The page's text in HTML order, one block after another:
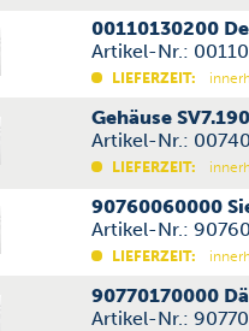
00110130200
Artikel-Nr.:
LIEFERZEIT:
Gehäuse
Artikel-Nr.:
LIEFERZEIT:
90760060000
Artikel-Nr.:
LIEFERZEIT:
90770170000
Artikel-Nr.: